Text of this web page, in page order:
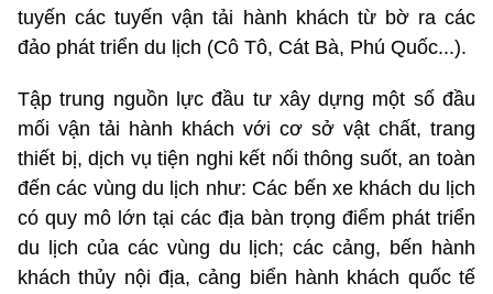
tuyến các tuyến vận tải hành khách từ bờ ra các
đảo phát triển du lịch (Cô Tô, Cát Bà, Phú Quốc...).
Tập trung nguồn lực đầu tư xây dựng một số đầu
mối vận tải hành khách với cơ sở vật chất, trang
thiết bị, dịch vụ tiện nghi kết nối thông suốt, an toàn
đến các vùng du lịch như: Các bến xe khách du lịch
có quy mô lớn tại các địa bàn trọng điểm phát triển
du lịch của các vùng du lịch; các cảng, bến hành
khách thủy nội địa, cảng biển hành khách quốc tế